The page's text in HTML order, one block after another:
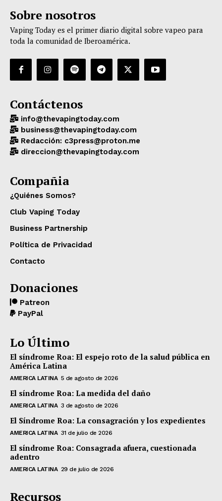
Sobre nosotros
Vaping Today es el primer diario digital sobre vapeo para
toda la comunidad de Iberoamérica.
Contáctenos
info@thevapingtoday.com
business@thevapingtoday.com
Redacción: c3press@proton.me
direccion@thevapingtoday.com
Compañia
¿Quiénes Somos?
Club Vaping Today
Business Partnership
Política de Privacidad
Contacto
Donaciones
Patreon
PayPal
Lo Último
El síndrome Roa: El espejo roto de la salud pública en
América Latina
AMERICA LATINA 5 de agosto de 2026
El síndrome Roa: La medida del daño
AMERICA LATINA 3 de agosto de 2026
El Síndrome Roa: La consagración y los expedientes
AMERICA LATINA 31 de julio de 2026
El síndrome Roa: Consagrada afuera, cuestionada
adentro
AMERICA LATINA 29 de julio de 2026
Recursos